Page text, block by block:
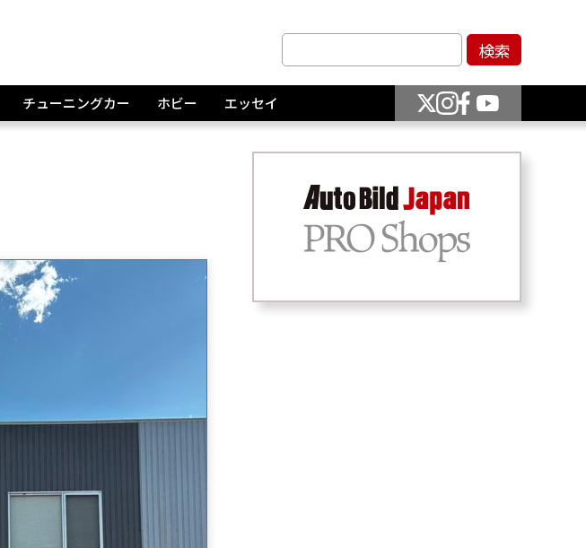
チューニングカー ホビー エッセイ